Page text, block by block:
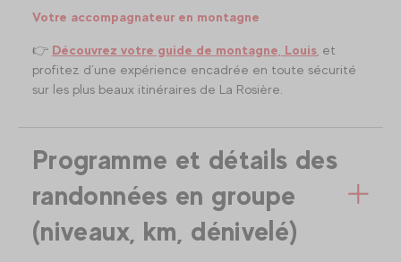
Votre accompagnateur en montagne
👉 Découvrez votre guide de montagne, Louis , et
profitez d’une expérience encadrée en toute sécurité
sur les plus beaux itinéraires de La Rosière.
Programme et détails des
randonnées en groupe
(niveaux, km, dénivelé)